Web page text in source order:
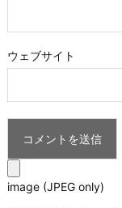
ウェブサイト
image (JPEG only)